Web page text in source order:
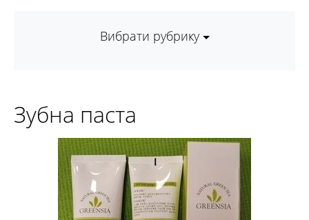
Вибрати рубрику
Зубна паста